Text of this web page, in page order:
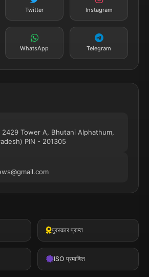
करें
Twitter Instagram
WhatsApp Telegram
2429 Tower A, Bhutani Alphathum,
PIN - 201305
पुरस्कार प्राप्त
ISO प्रमाणित